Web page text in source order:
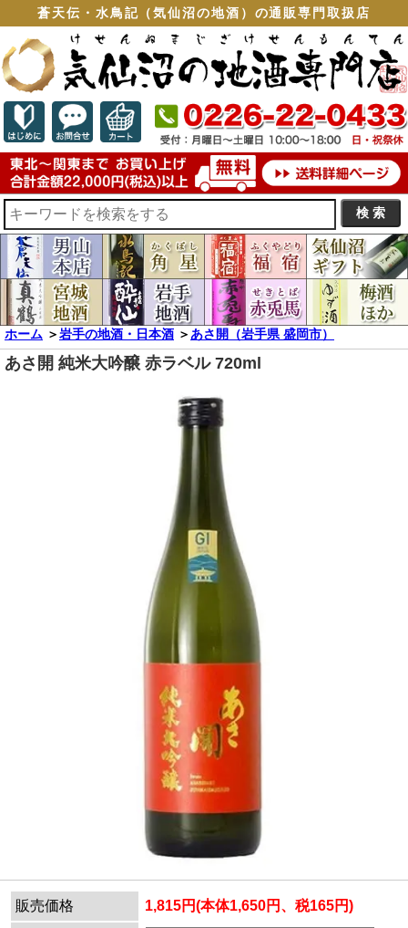
蒼天伝・水鳥記（気仙沼の地酒）の通販専門取扱店
ホーム ＞岩手の地酒・日本酒 ＞ あさ開（岩手県 盛岡市）
あさ開 純米大吟醸 赤ラベル 720ml
販売価格 1,815円(本体1,650円、税165円)